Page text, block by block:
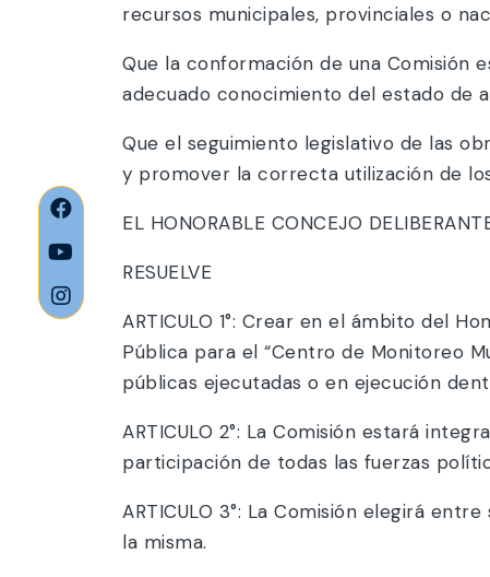
recursos municipales, provinciales o
Que la conformación de una Comisión
adecuado conocimiento del estado de
Que el seguimiento legislativo de las
y promover la correcta utilización de
EL HONORABLE CONCEJO
RESUELVE
ARTICULO 1°: Crear en el ámbito del
Pública para el “Centro de Monitoreo
públicas ejecutadas o en ejecución
ARTICULO 2°: La Comisión estará
participación de todas las fuerzas
ARTICULO 3°: La Comisión elegirá
la misma.